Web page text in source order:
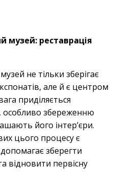
музей: реставрація
не тільки зберігає
але й є центром
приділяється
особливо збереженню
його інтер’єри.
цього процесу є
зберегти
відновити первісну